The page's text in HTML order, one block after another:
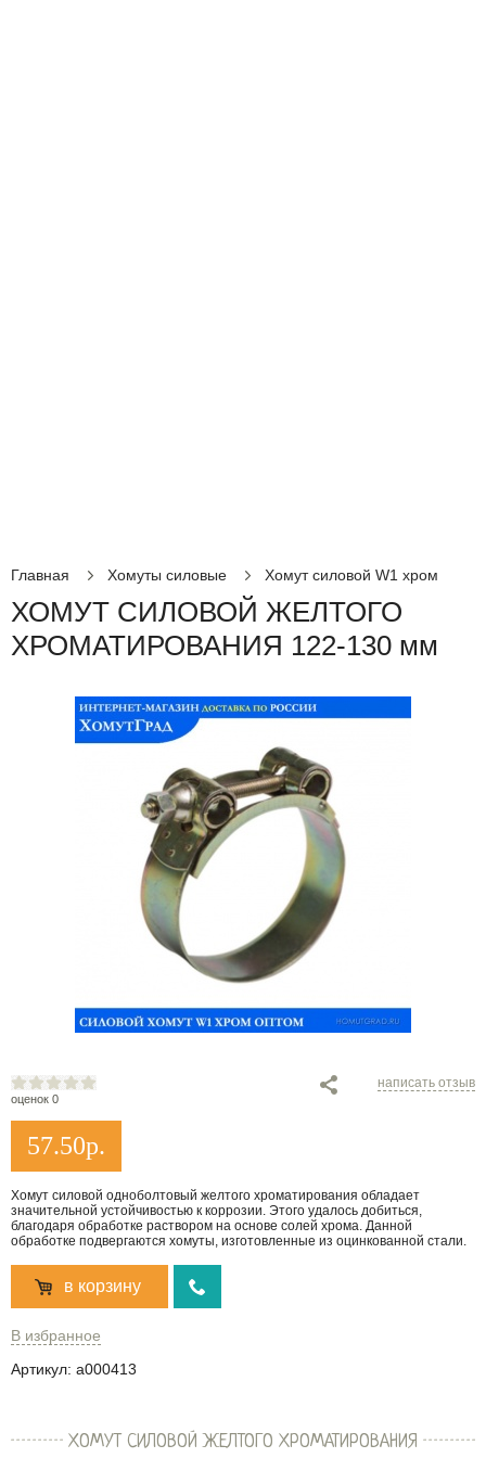
Главная Хомуты силовые Хомут силовой W1 хром
ХОМУТ СИЛОВОЙ ЖЕЛТОГО
ХРОМАТИРОВАНИЯ 122-130 мм
оценок 0
написать отзыв
57.50р.
Хомут силовой одноболтовый желтого хроматирования обладает
значительной устойчивостью к коррозии. Этого удалось добиться,
благодаря обработке раствором на основе солей хрома. Данной
обработке подвергаются хомуты, изготовленные из оцинкованной стали.
в корзину
В избранное
Артикул: a000413
ХОМУТ СИЛОВОЙ ЖЕЛТОГО ХРОМАТИРОВАНИЯ